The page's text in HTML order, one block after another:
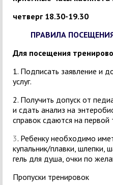
четверг 18.30-19.30
ПРАВИЛА
Для посещения
1. Подписать заявление и
услуг.
2. Получить допуск от
и сдать анализ на
справок сдаются на первой
3. Ребенку необходимо
купальник/плавки, шлепки,
гель для душа, очки по
Пропуски тренировок